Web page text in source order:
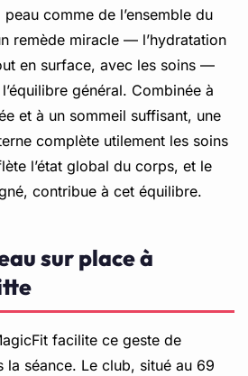
comme de l’ensemble du
remède miracle — l’hydratation
en surface, avec les soins —
général. Combinée à
et à un sommeil suffisant, une
complète utilement les soins
l’état global du corps, et le
contribue à cet équilibre.
sur place à
facilite ce geste de
la séance. Le club, situé au 69